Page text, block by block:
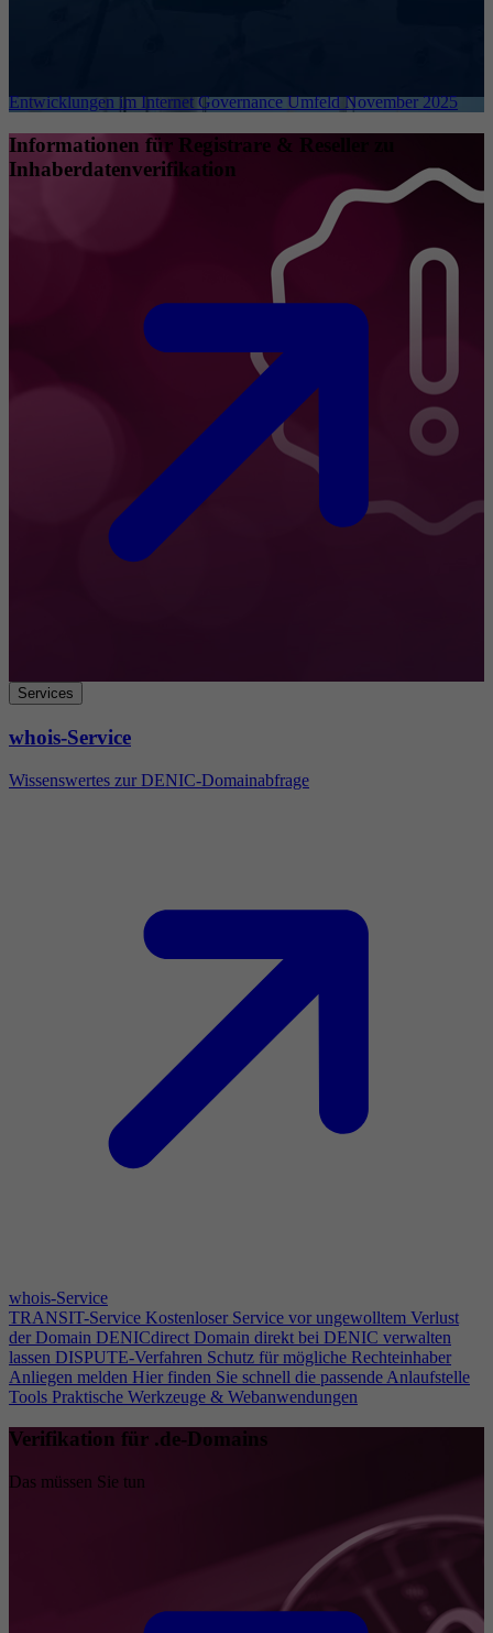
Entwicklungen im Internet Governance Umfeld November 2025
Informationen für Registrare & Reseller zu
Inhaberdatenverifikation
Services
whois-Service
Wissenswertes zur DENIC-Domainabfrage
whois-Service
TRANSIT-Service Kostenloser Service vor ungewolltem Verlust
der Domain DENICdirect Domain direkt bei DENIC verwalten
lassen DISPUTE-Verfahren Schutz für mögliche Rechteinhaber
Anliegen melden Hier finden Sie schnell die passende Anlaufstelle
Tools Praktische Werkzeuge & Webanwendungen
Verifikation für .de-Domains
Das müssen Sie tun